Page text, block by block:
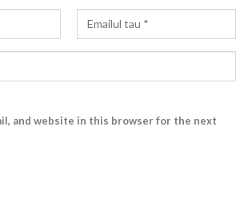
and website in this browser for the next